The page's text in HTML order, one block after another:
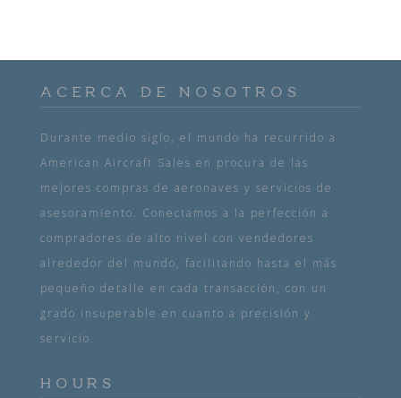
ACERCA DE NOSOTROS
Durante medio siglo, el mundo ha recurrido a
American Aircraft Sales en procura de las
mejores compras de aeronaves y servicios de
asesoramiento. Conectamos a la perfección a
compradores de alto nivel con vendedores
alrededor del mundo, facilitando hasta el más
pequeño detalle en cada transacción, con un
grado insuperable en cuanto a precisión y
servicio.
HOURS